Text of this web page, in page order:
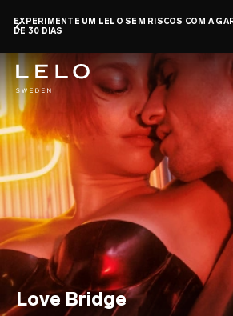
para
o
conteúdo
principal
EXPERIMENTE UM LELO SEM RISCOS COM A
DE 30 DIAS
Love Bridge